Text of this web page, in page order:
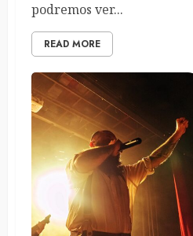
podremos ver...
READ MORE